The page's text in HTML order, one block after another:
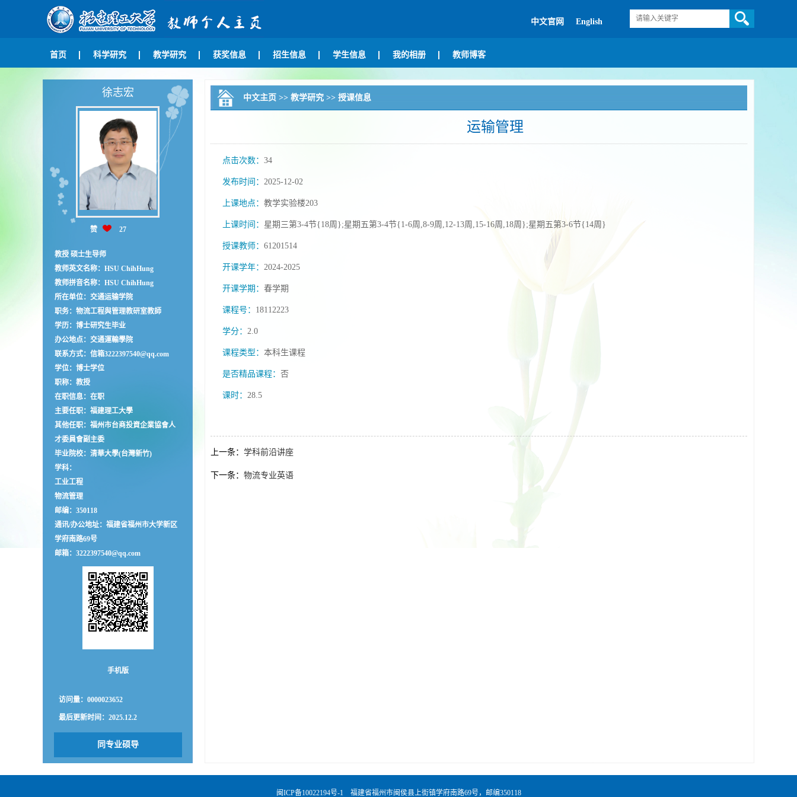
中文官网 English
首页 科学研究 教学研究 获奖信息 招生信息 学生信息 我的相册 教师博客
徐志宏
赞 27
教授 硕士生导师
教师英文名称：HSU ChihHung
教师拼音名称：HSU ChihHung
所在单位：交通运输学院
职务：物流工程與管理教研室教師
学历：博士研究生毕业
办公地点：交通運輸學院
联系方式：信箱3222397540@qq.com
学位：博士学位
职称：教授
在职信息：在职
主要任职：福建理工大學
其他任职：福州市台商投資企業協會人
才委員會副主委
毕业院校：清華大學(台灣新竹)
学科：
工业工程
物流管理
邮编： 350118
通讯/办公地址： 福建省福州市大学新区
学府南路69号
邮箱： 3222397540@qq.com
手机版
访问量： 0000023652
最后更新时间： 2025.12.2
同专业硕导
中文主页 >> 教学研究 >> 授课信息
运输管理
点击次数： 34
发布时间： 2025-12-02
上课地点： 教学实验楼203
上课时间： 星期三第3-4节{18周};星期五第3-4节{1-6周,8-9周,12-13周,15-16周,18周};星期五第3-6节{14周}
授课教师： 61201514
开课学年： 2024-2025
开课学期： 春学期
课程号： 18112223
学分： 2.0
课程类型： 本科生课程
是否精品课程： 否
课时： 28.5
上一条： 学科前沿讲座
下一条： 物流专业英语
闽ICP备10022194号-1 福建省福州市闽侯县上街镇学府南路69号，邮编350118